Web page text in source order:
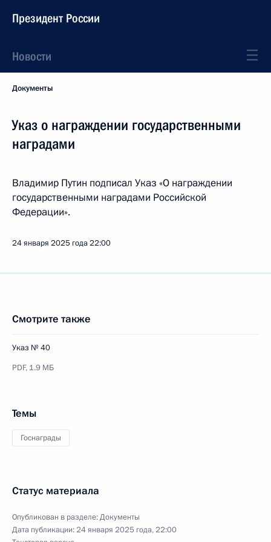
Президент России
Новости
Документы
Указ о награждении государственными
наградами
Владимир Путин подписал Указ «О награждении
государственными наградами Российской
Федерации».
24 января 2025 года22:00
Смотрите также
Указ № 40
PDF, 1.9 МБ
Темы
Госнаграды
Статус материала
Опубликован в разделе:Документы
Дата публикации:24 января 2025 года, 22:00